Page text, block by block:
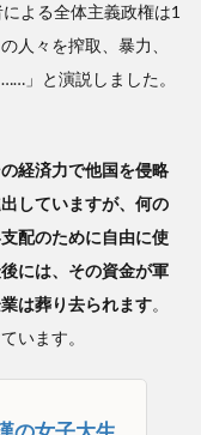
よる全体主義政権は1
人々を搾取、暴力、
」と演説しました。
経済力で他国を侵略
していますが、何の
配のために自由に使
には、その資金が軍
は葬り去られます。
います。